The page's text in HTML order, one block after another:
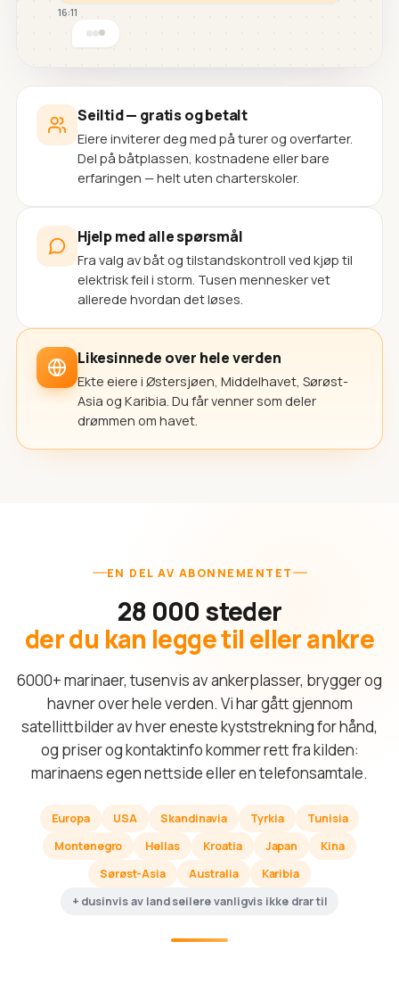
16:11
Seiltid — gratis og betalt
Eiere inviterer deg med på turer og overfarter.
Del på båtplassen, kostnadene eller bare
erfaringen — helt uten charterskoler.
Hjelp med alle spørsmål
Fra valg av båt og tilstandskontroll ved kjøp til
elektrisk feil i storm. Tusen mennesker vet
allerede hvordan det løses.
Likesinnede over hele verden
Ekte eiere i Østersjøen, Middelhavet, Sørøst-
Asia og Karibia. Du får venner som deler
drømmen om havet.
EN DEL AV ABONNEMENTET
28 000 steder
der du kan legge til eller ankre
6000+ marinaer, tusenvis av ankerplasser, brygger og
havner over hele verden. Vi har gått gjennom
satellittbilder av hver eneste kyststrekning for hånd,
og priser og kontaktinfo kommer rett fra kilden:
marinaens egen nettside eller en telefonsamtale.
Europa USA Skandinavia Tyrkia
Tunisia
Montenegro
Hellas Kroatia Japan
Kina
Sørøst-Asia
Australia
Karibia
+ dusinvis av land seilere vanligvis ikke drar til